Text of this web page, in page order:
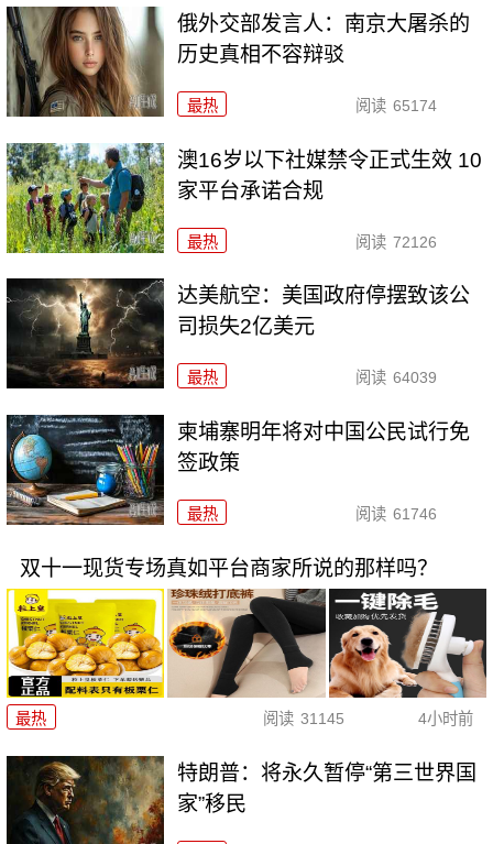
俄外交部发言人：南京大屠杀的
历史真相不容辩驳
最热 阅读 65174
澳16岁以下社媒禁令正式生效 10
家平台承诺合规
最热 阅读 72126
达美航空：美国政府停摆致该公
司损失2亿美元
最热 阅读 64039
柬埔寨明年将对中国公民试行免
签政策
最热 阅读 61746
双十一现货专场真如平台商家所说的那样吗？
最热 阅读 31145 4小时前
特朗普：将永久暂停“第三世界国
家”移民